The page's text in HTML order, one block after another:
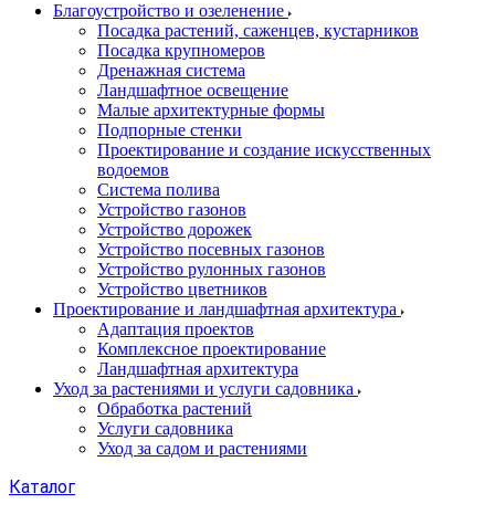
Благоустройство и озеленение
Посадка растений, саженцев, кустарников
Посадка крупномеров
Дренажная система
Ландшафтное освещение
Малые архитектурные формы
Подпорные стенки
Проектирование и создание искусственных
водоемов
Система полива
Устройство газонов
Устройство дорожек
Устройство посевных газонов
Устройство рулонных газонов
Устройство цветников
Проектирование и ландшафтная архитектура
Адаптация проектов
Комплексное проектирование
Ландшафтная архитектура
Уход за растениями и услуги садовника
Обработка растений
Услуги садовника
Уход за садом и растениями
Каталог